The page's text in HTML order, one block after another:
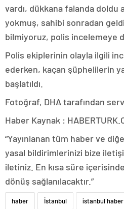
vardı, dükkana falanda doldu
yokmuş, sahibi sonradan
bilmiyoruz, polis incelemeye
Polis ekiplerinin olayla ilgili
ederken, kaçan şüphelilerin
başlatıldı.
Fotoğraf, DHA tarafından
Haber Kaynak :
“Yayınlanan tüm haber ve
yasal bildirimlerinizi bize
iletiniz. En kısa süre
dönüş sağlanılacaktır.”
haber İstanbul istanbul haber